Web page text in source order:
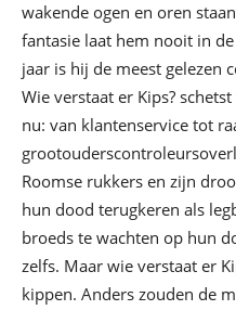
wakende ogen en oren
fantasie laat hem nooit in
jaar is hij de meest gelezen
Wie verstaat er Kips?
nu: van klantenservice tot
Roomse rukkers en zijn
hun dood terugkeren als
broeds te wachten op hun
zelfs. Maar wie verstaat er
kippen. Anders zouden de